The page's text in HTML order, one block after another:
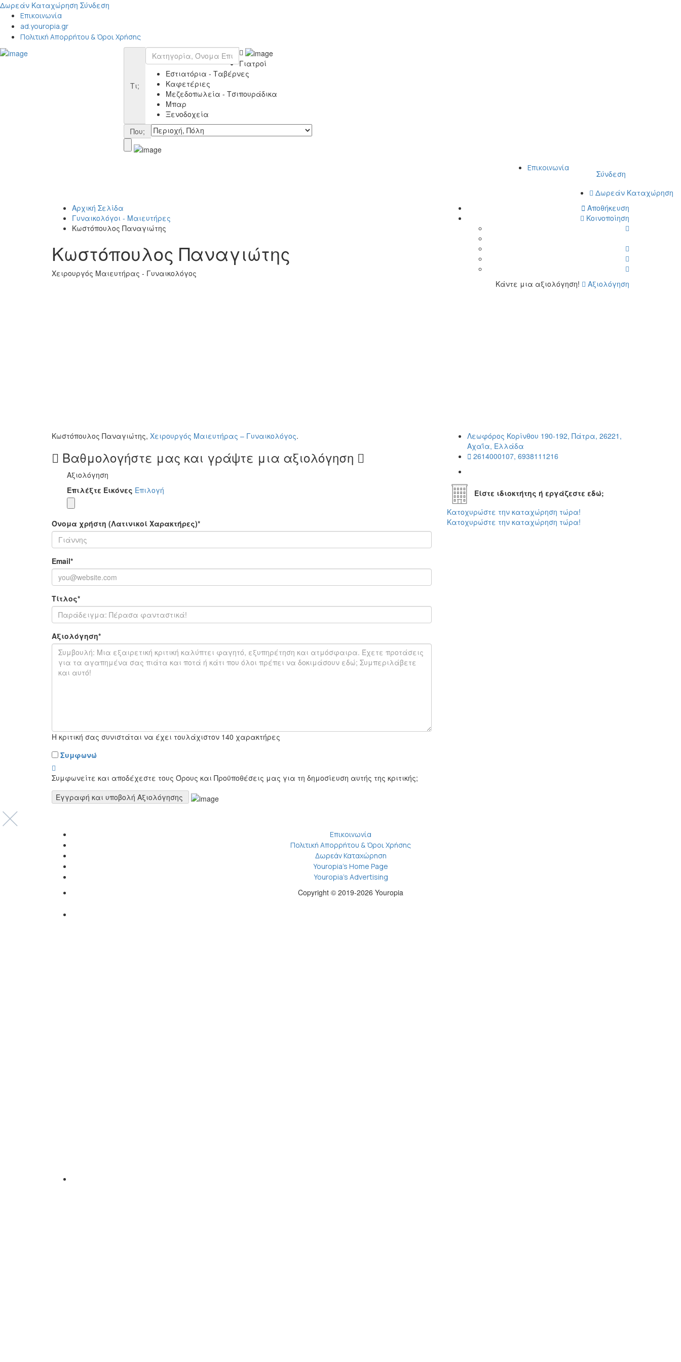
Δωρεάν Καταχώρηση Σύνδεση
Επικοινωνία
ad.youropia.gr
Πολιτική Απορρήτου & Όροι Χρήσης
Τι;
Γιατροί
Εστιατόρια - Ταβέρνες
Καφετέριες
Μεζεδοπωλεία - Τσιπουράδικα
Μπαρ
Ξενοδοχεία
Που;
Σύνδεση
Δωρεάν Καταχώρηση
Επικοινωνία
Αρχική Σελίδα
Γυναικολόγοι - Μαιευτήρες
Κωστόπουλος Παναγιώτης
Κωστόπουλος Παναγιώτης
Χειρουργός Μαιευτήρας - Γυναικολόγος
Αποθήκευση
Κοινοποίηση
Κάντε μια αξιολόγηση! Αξιολόγηση
Κωστόπουλος Παναγιώτης, Χειρουργός Μαιευτήρας – Γυναικολόγος.
Βαθμολογήστε μας και γράψτε μια αξιολόγηση
Αξιολόγηση
Επιλέξτε Εικόνες Επιλογή
Όνομα χρήστη (Λατινικοί Χαρακτήρες)*
Email*
Τίτλος*
Αξιολόγηση*
Η κριτική σας συνιστάται να έχει τουλάχιστον 140 χαρακτήρες
Συμφωνώ
Συμφωνείτε και αποδέχεστε τους Όρους και Προϋποθέσεις μας για τη δημοσίευση αυτής της κριτικής;
Λεωφόρος Κορίνθου 190-192, Πάτρα, 26221,
Αχαΐα, Ελλάδα
2614000107, 6938111216
Είστε ιδιοκτήτης ή εργάζεστε εδώ;
Κατοχυρώστε την καταχώρηση τώρα!
Κατοχυρώστε την καταχώρηση τώρα!
Επικοινωνία
Πολιτική Απορρήτου & Όροι Χρήσης
Δωρεάν Καταχώρηση
Youropia’s Home Page
Youropia’s Advertising
Copyright © 2019-2026 Youropia